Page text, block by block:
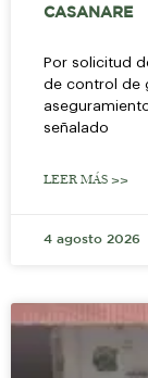
CASANARE
Por solicitud
de control de
señalado
LEER MÁS >>
4 agosto 2026